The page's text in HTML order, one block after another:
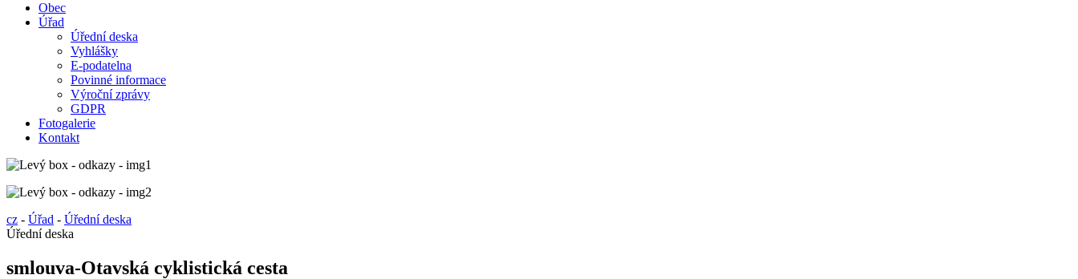
Obec
Úřad
Úřední deska
Vyhlášky
E-podatelna
Povinné informace
Výroční zprávy
GDPR
Fotogalerie
Kontakt
cz - Úřad - Úřední deska
Úřední deska
smlouva-Otavská cyklistická cesta